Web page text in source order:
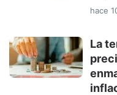
hace
La